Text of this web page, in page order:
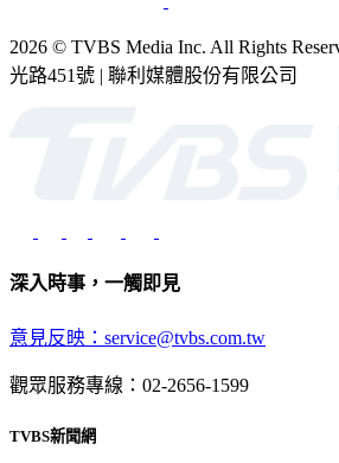
2026 © TVBS Media Inc. All Rights
光路451號 | 聯利媒體股份有限公司
深入時事，一觸即見
意見反映：service@tvbs.com.tw
觀眾服務專線：02-2656-1599
TVBS新聞網